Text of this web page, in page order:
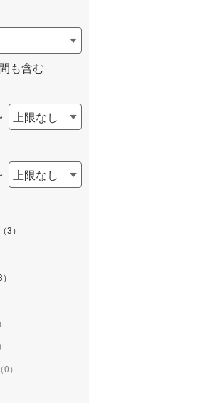
も含む
上限なし
上限なし
（3）
）
）
）
（0）